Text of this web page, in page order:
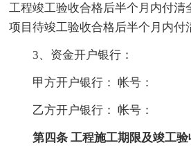
工程竣工验收合格后半个月内付清
项目待竣工验收合格后半个月内付
3、资金开户银行：
甲方开户银行： 帐号：
乙方开户银行： 帐号：
第四条 工程施工期限及竣工验